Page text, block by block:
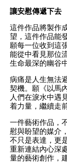
讓安慰傳遞下去
這件作品將製作
望，這件作品能
願每一位收到這
能從中看見那位
生命最深的幽谷
病痛是人生無法
契機。願《以馬
人們在淚水中遇
着力量，繼續走
一件藝術作品，
慰與盼望的媒介
不只是表達，更
重新連結內心深
量的藝術創作，